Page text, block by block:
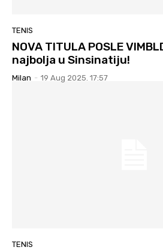
TENIS
NOVA TITULA POSLE
najbolja u Sinsinatiju!
Milan - 19 Aug 2025. 17:57
TENIS